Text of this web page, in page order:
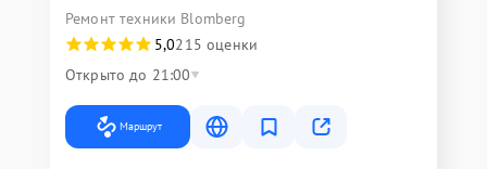
Ремонт техники Blomberg
5,0215 оценки
Открыто до 21:00
Маршрут